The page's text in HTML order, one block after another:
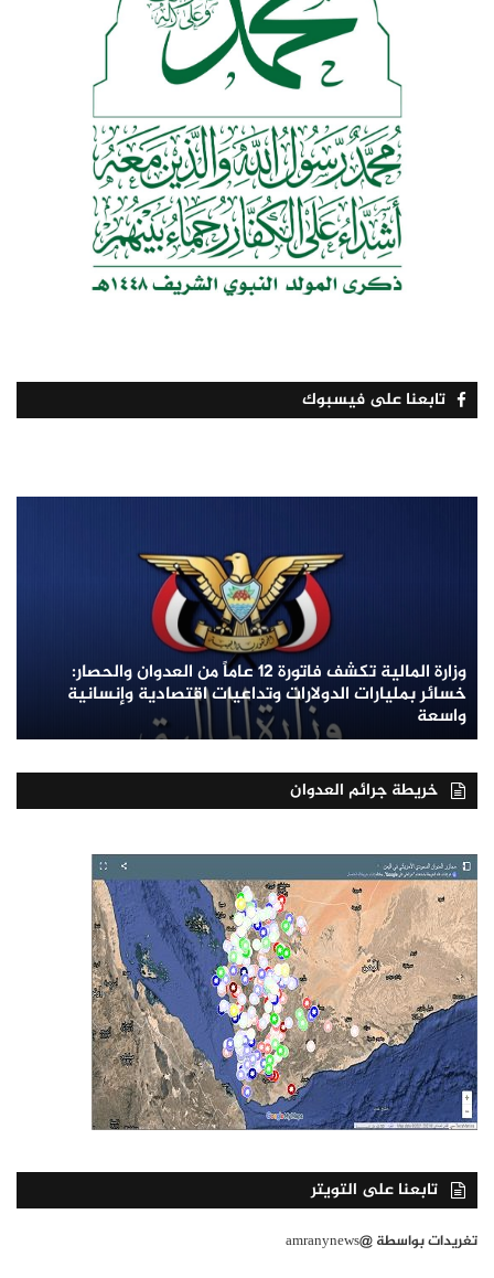
تابعنا على فيسبوك
وزارة المالية تكشف فاتورة 12 عاماً من العدوان والحصار:
خسائر بمليارات الدولارات وتداعيات اقتصادية وإنسانية
واسعة
خريطة جرائم العدوان
تابعنا على التويتر
تغريدات بواسطة @amranynews